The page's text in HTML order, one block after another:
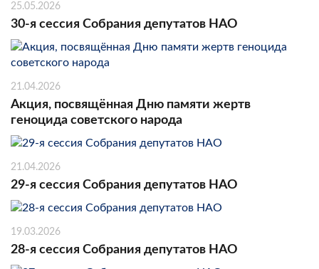
25.05.2026
30-я сессия Собрания депутатов НАО
21.04.2026
Акция, посвящённая Дню памяти жертв
геноцида советского народа
21.04.2026
29-я сессия Собрания депутатов НАО
19.03.2026
28-я сессия Собрания депутатов НАО